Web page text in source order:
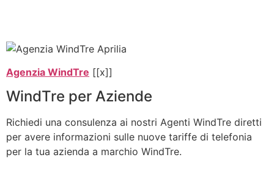
Agenzia WindTre [[x]]
WindTre per Aziende
Richiedi una consulenza ai nostri Agenti WindTre diretti
per avere informazioni sulle nuove tariffe di telefonia
per la tua azienda a marchio WindTre.